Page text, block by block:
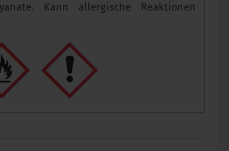
Kann allergische Reaktionen